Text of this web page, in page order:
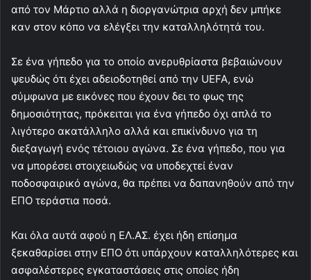
από τον Μάρτιο αλλά η διοργανώτρια αρχή δεν μπήκε
καν στον κόπο να ελέγξει την καταλληλότητά του.
Σε ένα γήπεδο για το οποίο ανερυθρίαστα βεβαιώνουν
ψευδώς ότι έχει αδειοδοτηθεί από την UEFA, ενώ
σύμφωνα με εικόνες που έχουν δει το φως της
δημοσιότητας, πρόκειται για ένα γήπεδο όχι απλά το
λιγότερο ακατάλληλο αλλά και επικίνδυνο για τη
διεξαγωγή ενός τέτοιου αγώνα. Σε ένα γήπεδο, που για
να μπορέσει στοιχειωδώς να υποδεχτεί έναν
ποδοσφαιρικό αγώνα, θα πρέπει να δαπανηθούν από την
ΕΠΟ τεράστια ποσά.
Και όλα αυτά αφού η ΕΛ.ΑΣ. έχει ήδη επίσημα
ξεκαθαρίσει στην ΕΠΟ ότι υπάρχουν καταλληλότερες και
ασφαλέστερες εγκαταστάσεις στις οποίες ήδη